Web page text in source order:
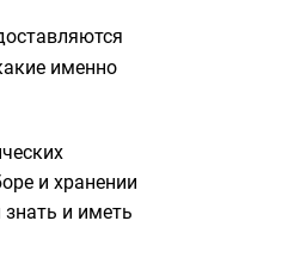
именно
и хранении
и иметь